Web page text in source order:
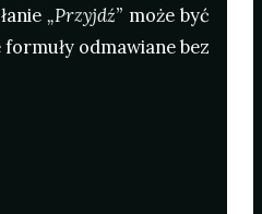
„Przyjdź” może być
formuły odmawiane bez